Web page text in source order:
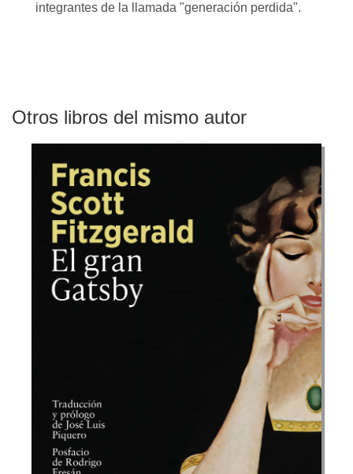
integrantes de la llamada "generación perdida".
Otros libros del mismo autor